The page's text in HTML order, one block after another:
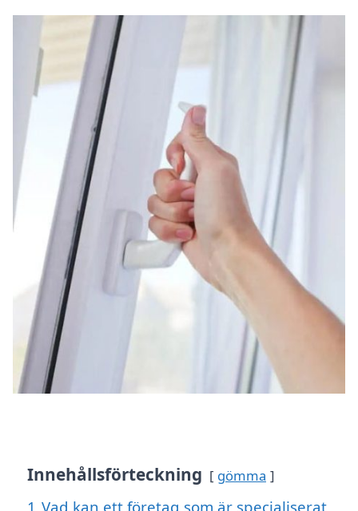
Innehållsförteckning gömma
1 Vad kan ett företag som är specialiserat